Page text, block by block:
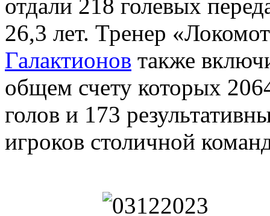
отдали 218 голевых
26,3 лет. Тренер
Галактионов также
общем счету которых
голов и 173
игроков столичной